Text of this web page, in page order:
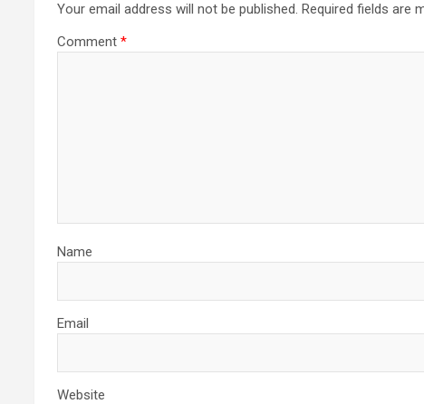
Your email address will not be published. Required fields are
Comment *
Name
Email
Website